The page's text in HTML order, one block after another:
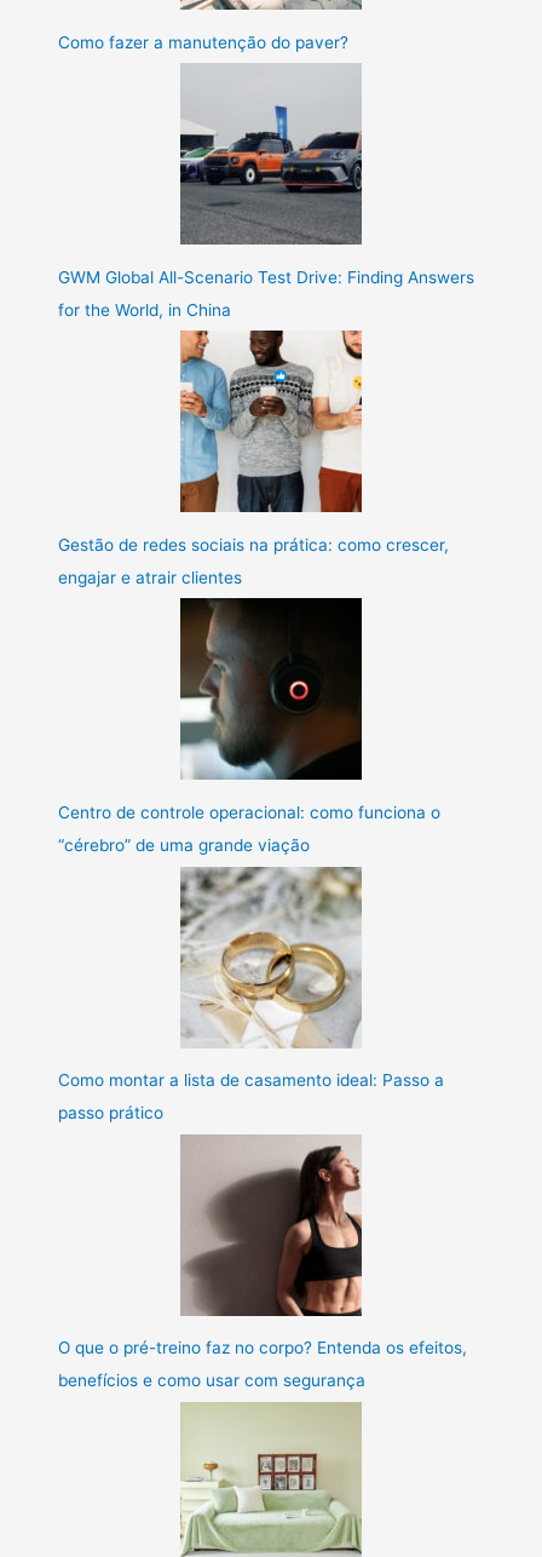
Como fazer a manutenção do paver?
GWM Global All-Scenario Test Drive: Finding Answers
for the World, in China
Gestão de redes sociais na prática: como crescer,
engajar e atrair clientes
Centro de controle operacional: como funciona o
“cérebro” de uma grande viação
Como montar a lista de casamento ideal: Passo a
passo prático
O que o pré-treino faz no corpo? Entenda os efeitos,
benefícios e como usar com segurança